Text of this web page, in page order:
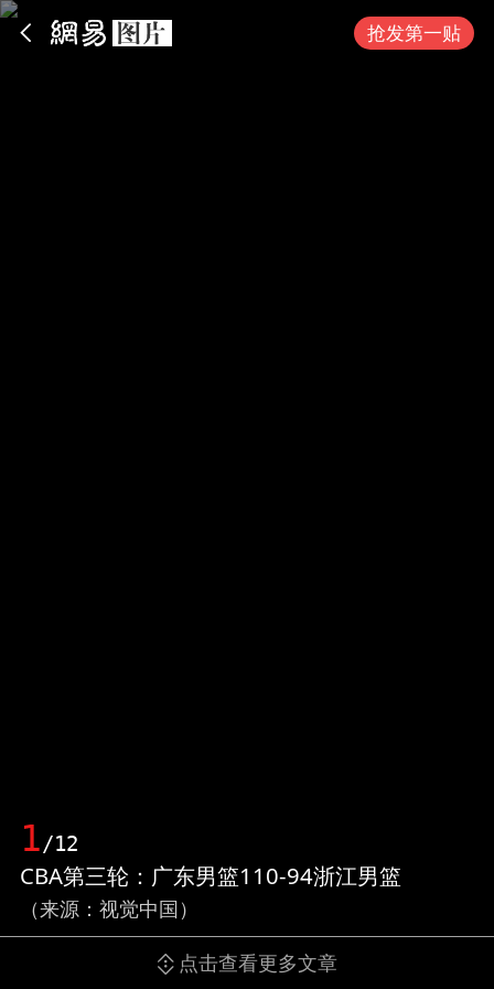
抢发第一贴
1/12
CBA第三轮：广东男篮110-94浙江男篮
（来源：视觉中国）
点击查看更多文章
App内打开